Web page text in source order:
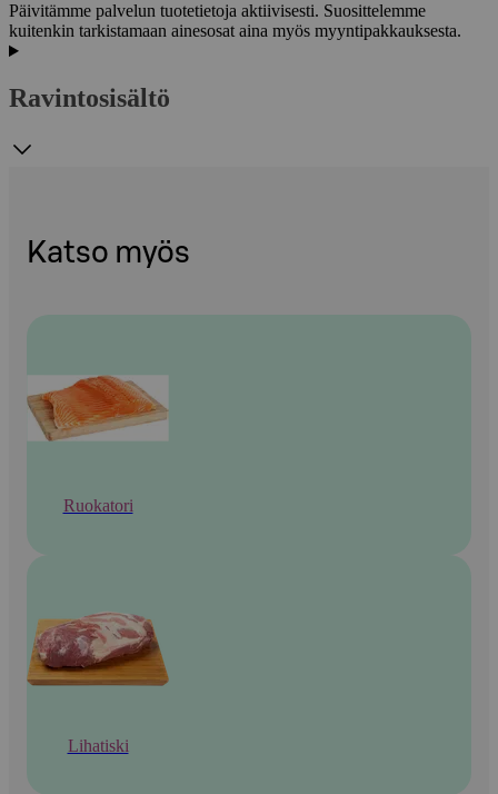
Päivitämme palvelun tuotetietoja aktiivisesti. Suosittelemme
kuitenkin tarkistamaan ainesosat aina myös myyntipakkauksesta.
Ravintosisältö
Katso myös
Ruokatori
Lihatiski